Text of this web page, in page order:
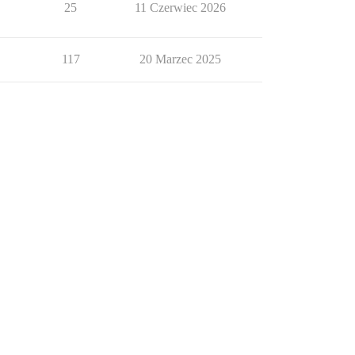
25 11 Czerwiec 2026
117 20 Marzec 2025